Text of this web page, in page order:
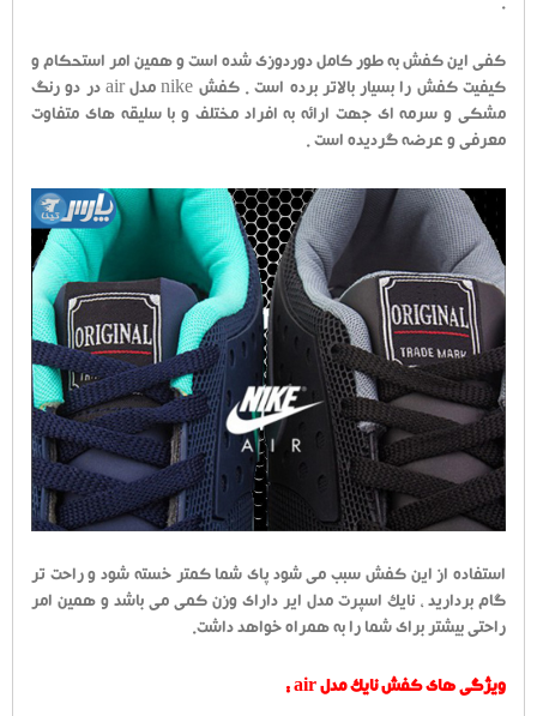
.
کفی این کفش به طور کامل دوردوزی شده است و همین امر استحکام و
کیفیت کفش را بسیار بالاتر برده است . کفش nike مدل air در دو رنگ
مشکی و سرمه ای جهت ارائه به افراد مختلف و با سلیقه های متفاوت
معرفی و عرضه گردیده است .
استفاده از این کفش سبب می شود پای شما کمتر خسته شود و راحت تر
گام بردارید ، نایک اسپرت مدل ایر دارای وزن کمی می باشد و همین امر
راحتی بیشتر برای شما را به همراه خواهد داشت.
ویژگی های کفش نایک مدل air :